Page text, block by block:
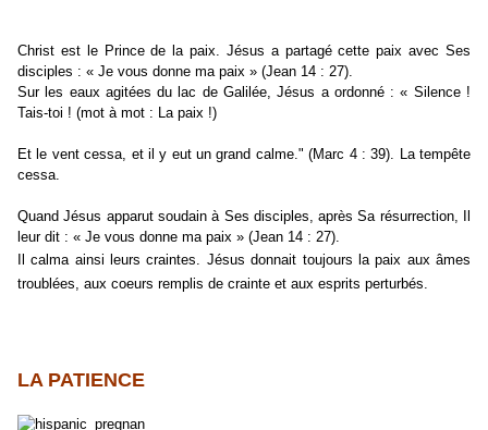
Christ est le Prince de la paix. Jésus a partagé cette paix avec Ses
disciples : « Je vous donne ma paix » (Jean 14 : 27).
Sur les eaux agitées du lac de Galilée, Jésus a ordonné : « Silence !
Tais-toi ! (mot à mot : La paix !)
Et le vent cessa, et il y eut un grand calme." (Marc 4 : 39). La tempête
cessa.
Quand Jésus apparut soudain à Ses disciples, après Sa résurrection, Il
leur dit : « Je vous donne ma paix » (Jean 14 : 27).
Il calma ainsi leurs craintes. Jésus donnait toujours la paix aux âmes
troublées, aux coeurs remplis de crainte et aux esprits perturbés.
LA PATIENCE